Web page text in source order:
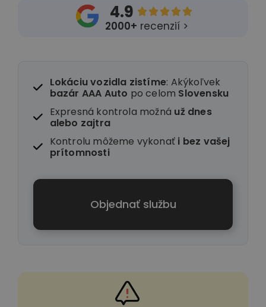
4.9 
2000+ recenzií >
Lokáciu vozidla zistíme: Akýkoľvek
bazár AAA Auto po celom Slovensku
Expresná kontrola možná už dnes
alebo zajtra
Kontrolu môžeme vykonať i bez vašej
prítomnosti
Objednať službu